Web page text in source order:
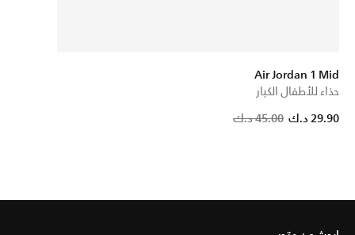
Air Jordan 1 Mid
حذاء للأطفال الكبار
45.00 د.ك
29.90 د.ك